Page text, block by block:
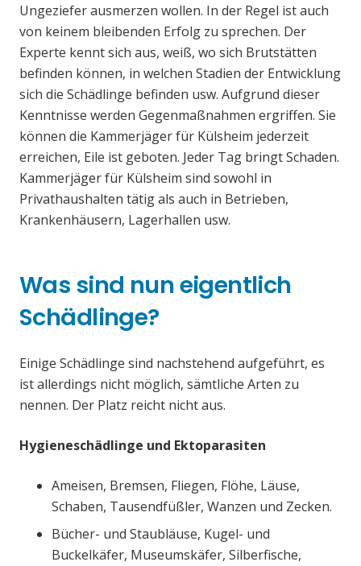
Ungeziefer ausmerzen wollen. In der Regel ist auch
von keinem bleibenden Erfolg zu sprechen. Der
Experte kennt sich aus, weiß, wo sich Brutstätten
befinden können, in welchen Stadien der Entwicklung
sich die Schädlinge befinden usw. Aufgrund dieser
Kenntnisse werden Gegenmaßnahmen ergriffen. Sie
können die Kammerjäger für Külsheim jederzeit
erreichen, Eile ist geboten. Jeder Tag bringt Schaden.
Kammerjäger für Külsheim sind sowohl in
Privathaushalten tätig als auch in Betrieben,
Krankenhäusern, Lagerhallen usw.
Was sind nun eigentlich
Schädlinge?
Einige Schädlinge sind nachstehend aufgeführt, es
ist allerdings nicht möglich, sämtliche Arten zu
nennen. Der Platz reicht nicht aus.
Hygieneschädlinge und Ektoparasiten
Ameisen, Bremsen, Fliegen, Flöhe, Läuse,
Schaben, Tausendfüßler, Wanzen und Zecken.
Bücher- und Staubläuse, Kugel- und
Buckelkäfer, Museumskäfer, Silberfische,